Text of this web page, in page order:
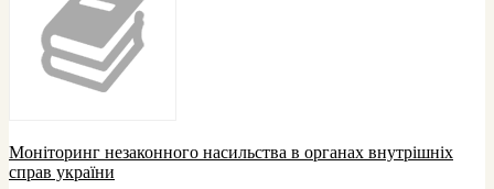
Моніторинг незаконного насильства в органах внутрішніх
справ україни